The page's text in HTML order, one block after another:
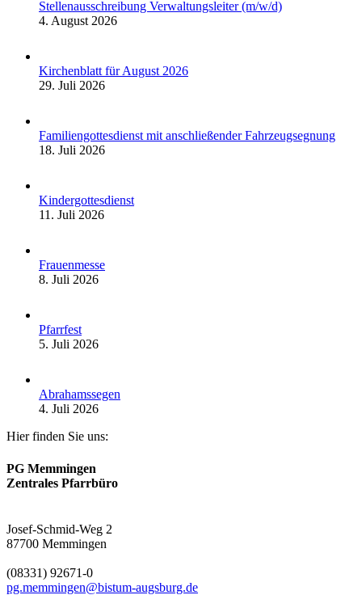
Stellenausschreibung Verwaltungsleiter (m/w/d)
4. August 2026
Kirchenblatt für August 2026
29. Juli 2026
Familiengottesdienst mit anschließender Fahrzeugsegnung
18. Juli 2026
Kindergottesdienst
11. Juli 2026
Frauenmesse
8. Juli 2026
Pfarrfest
5. Juli 2026
Abrahamssegen
4. Juli 2026
Hier finden Sie uns:
PG Memmingen
Zentrales Pfarrbüro
Josef-Schmid-Weg 2
87700 Memmingen
(08331) 92671-0
pg.memmingen@bistum-augsburg.de